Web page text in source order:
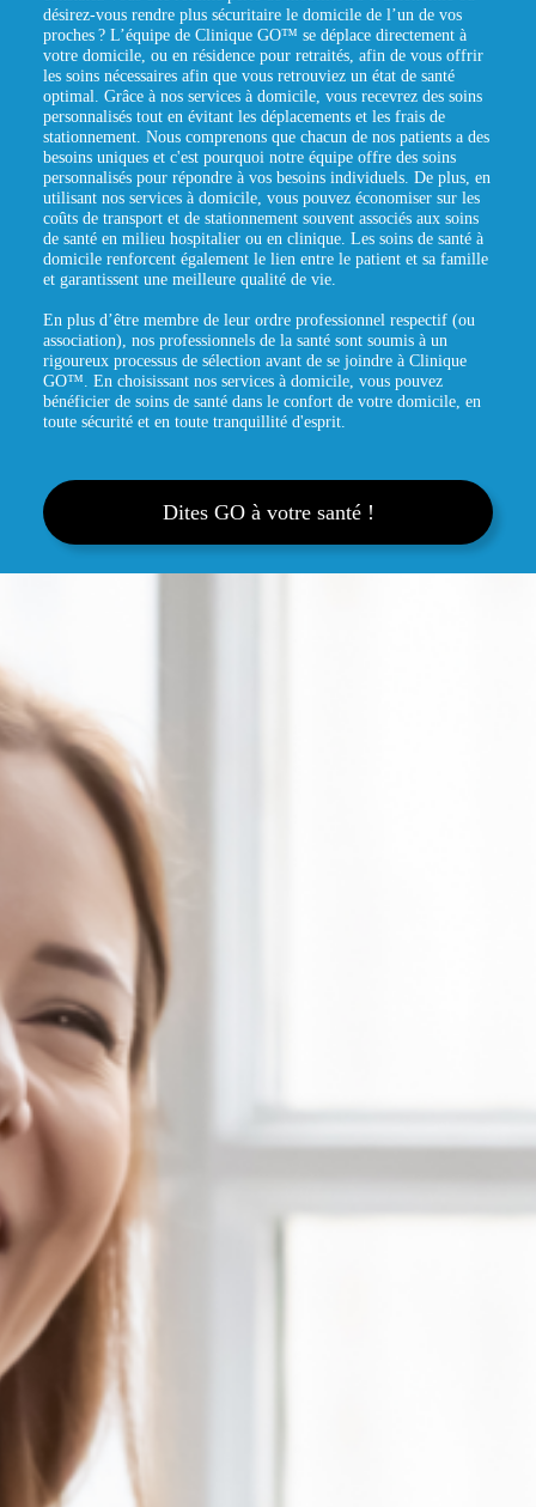
désirez-vous rendre plus sécuritaire le domicile de l’un de vos
proches ? L’équipe de Clinique GO™ se déplace directement à
votre domicile, ou en résidence pour retraités, afin de vous offrir
les soins nécessaires afin que vous retrouviez un état de santé
optimal. Grâce à nos services à domicile, vous recevrez des soins
personnalisés tout en évitant les déplacements et les frais de
stationnement. Nous comprenons que chacun de nos patients a des
besoins uniques et c'est pourquoi notre équipe offre des soins
personnalisés pour répondre à vos besoins individuels. De plus, en
utilisant nos services à domicile, vous pouvez économiser sur les
coûts de transport et de stationnement souvent associés aux soins
de santé en milieu hospitalier ou en clinique. Les soins de santé à
domicile renforcent également le lien entre le patient et sa famille
et garantissent une meilleure qualité de vie.
En plus d’être membre de leur ordre professionnel respectif (ou
association), nos professionnels de la santé sont soumis à un
rigoureux processus de sélection avant de se joindre à Clinique
GO™. En choisissant nos services à domicile, vous pouvez
bénéficier de soins de santé dans le confort de votre domicile, en
toute sécurité et en toute tranquillité d'esprit.
Dites GO à votre santé !